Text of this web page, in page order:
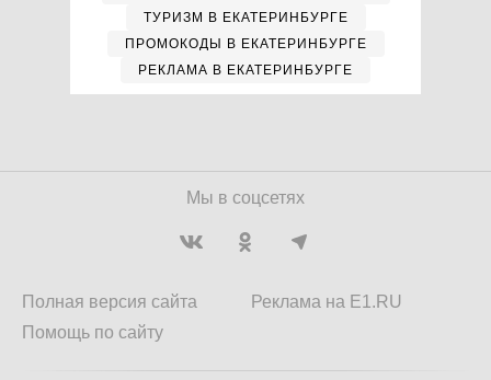
ТУРИЗМ В ЕКАТЕРИНБУРГЕ
ПРОМОКОДЫ В ЕКАТЕРИНБУРГЕ
РЕКЛАМА В ЕКАТЕРИНБУРГЕ
Мы в соцсетях
Полная версия сайта
Помощь по сайту
Реклама на E1.RU